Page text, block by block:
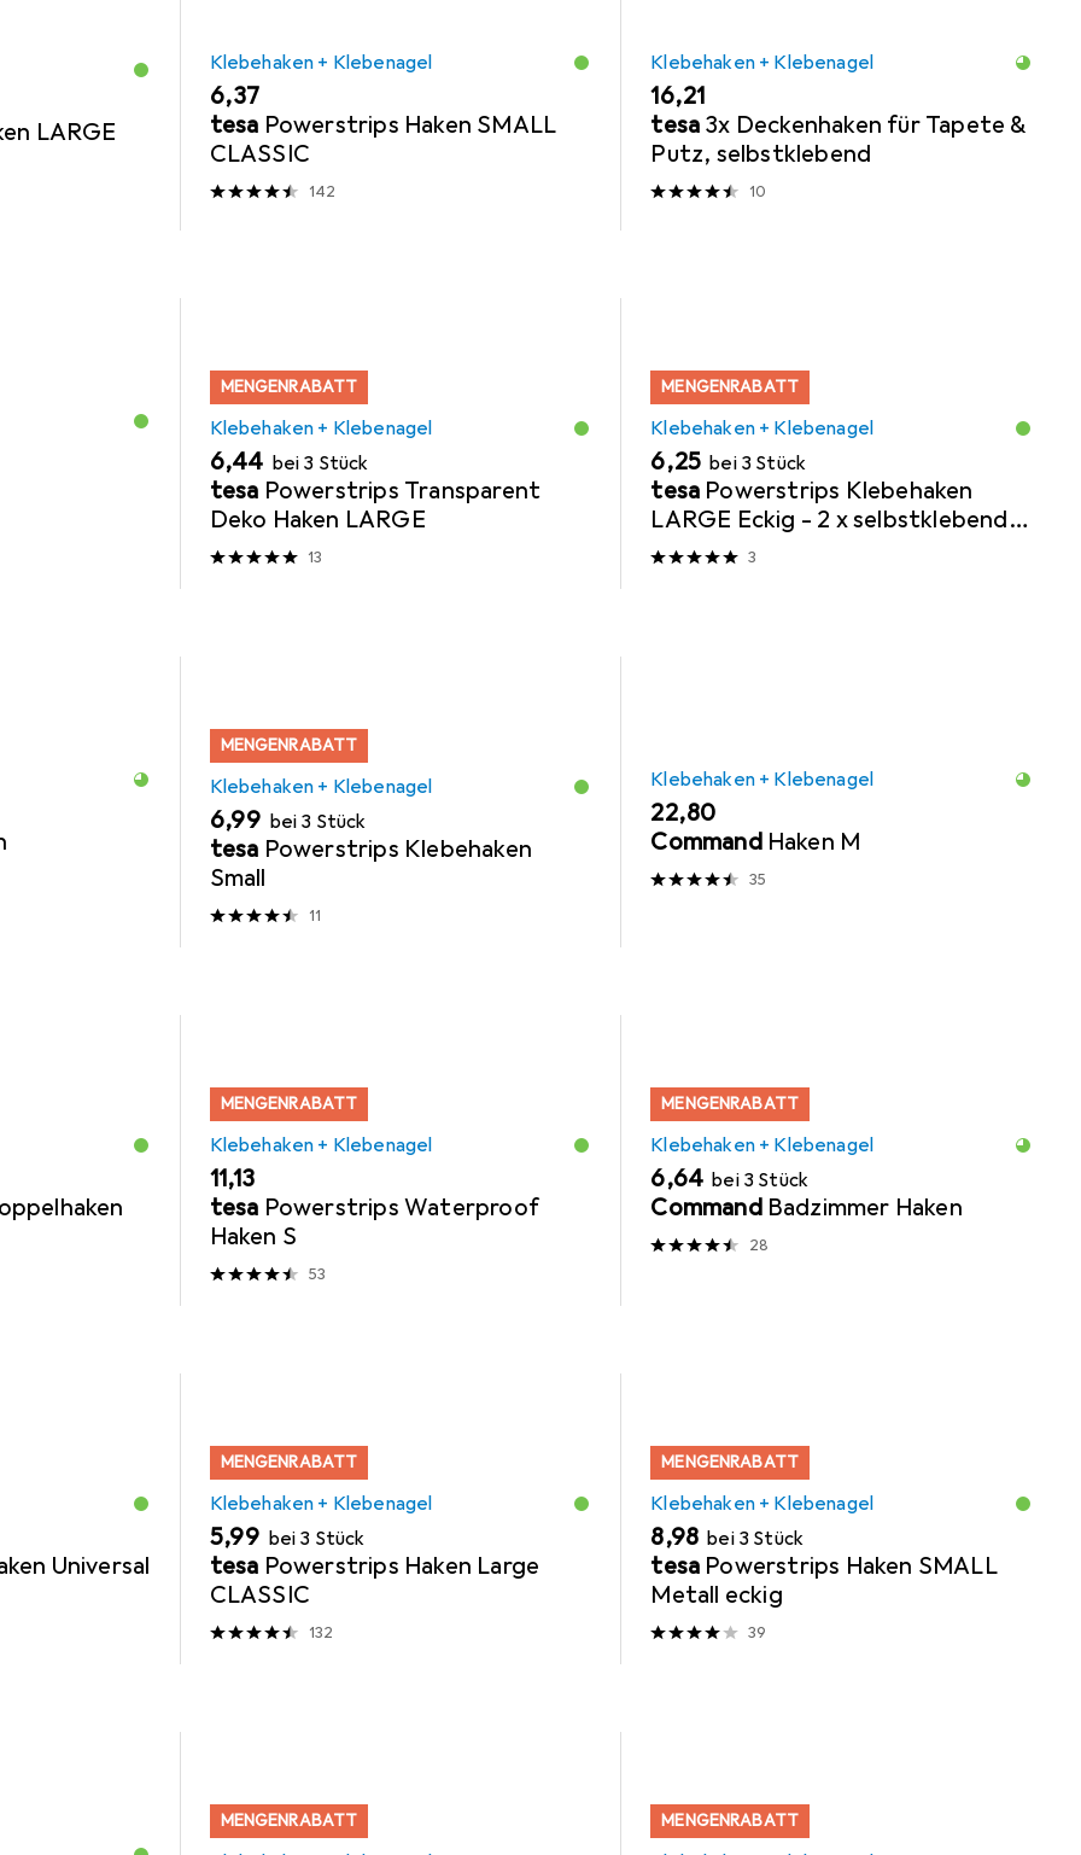
LARGE
Klebehaken + Klebenagel
EUR
6,37
tesa Powerstrips Haken SMALL
CLASSIC
142
Klebehaken + Klebenagel
EUR
16,21
tesa 3x Deckenhaken für Tapete &
Putz, selbstklebend
10
MENGENRABATT
Klebehaken + Klebenagel
EUR
6,44 bei 3 Stück
tesa Powerstrips Transparent
Deko Haken LARGE
13
MENGENRABATT
Klebehaken + Klebenagel
EUR
6,25 bei 3 Stück
tesa Powerstrips Klebehaken
LARGE Eckig - 2 x selbstklebende
Wandhaken
3
MENGENRABATT
Klebehaken + Klebenagel
EUR
6,99 bei 3 Stück
tesa Powerstrips Klebehaken
Small
11
Klebehaken + Klebenagel
EUR
22,80
Command Haken M
35
MENGENRABATT
Klebehaken + Klebenagel
EUR
11,13
tesa Powerstrips Waterproof
Haken S
53
MENGENRABATT
Klebehaken + Klebenagel
EUR
6,64 bei 3 Stück
Command Badzimmer Haken
28
Universal
MENGENRABATT
Klebehaken + Klebenagel
EUR
5,99 bei 3 Stück
tesa Powerstrips Haken Large
CLASSIC
132
MENGENRABATT
Klebehaken + Klebenagel
EUR
8,98 bei 3 Stück
tesa Powerstrips Haken SMALL
Metall eckig
39
MENGENRABATT MENGENRABATT